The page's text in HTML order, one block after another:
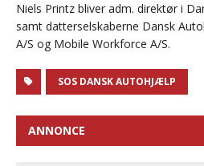
Niels Printz bliver adm. direktør i
samt datterselskaberne Dansk
A/S og Mobile Workforce A/S.
SOS DANSK AUTOHJÆLP
ANNONCE